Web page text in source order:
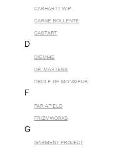
CARHARTT WIP
CARNE BOLLENTE
CASTART
D
DIEMME
DR. MARTENS
DROLE DE MONSIEUR
F
FAR AFIELD
FRIZMWORKS
G
GARMENT PROJECT